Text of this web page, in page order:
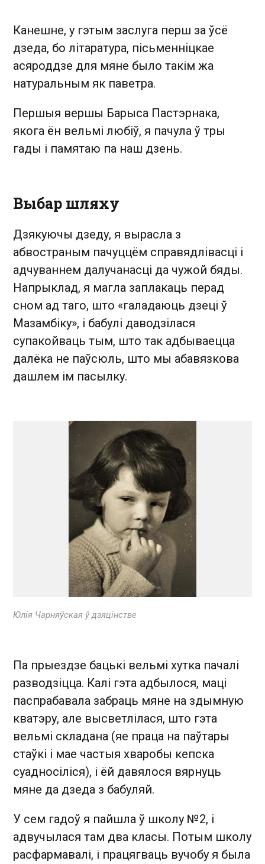
Канешне, у гэтым заслуга перш за ўсё
дзеда, бо літаратура, пісьменніцкае
асяроддзе для мяне было такім жа
натуральным як паветра.
Першыя вершы Барыса Пастэрнака,
якога ён вельмі любіў, я пачула ў тры
гады і памятаю па наш дзень.
Выбар шляху
Дзякуючы дзеду, я вырасла з
абвостраным пачуццём справядлівасці і
адчуваннем далучанасці да чужой бяды.
Напрыклад, я магла заплакаць перад
сном ад таго, што «галадаюць дзеці ў
Мазамбіку», і бабулі даводзілася
супакойваць тым, што так адбываецца
далёка не паўсюль, што мы абавязкова
дашлем ім пасылку.
Юлія Чарняўская ў дзяцінстве
Па прыездзе бацькі вельмі хутка пачалі
разводзіцца. Калі гэта адбылося, маці
паспрабавала забраць мяне на здымную
кватэру, але высветлілася, што гэта
вельмі складана (яе праца на паўтары
стаўкі і мае частыя хваробы кепска
суадносіліся), і ёй давялося вярнуць
мяне да дзеда з бабуляй.
У сем гадоў я пайшла ў школу №2, і
адвучылася там два класы. Потым школу
расфармавалі, і працягваць вучобу я была